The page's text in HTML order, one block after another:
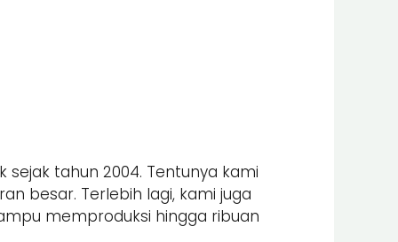
tahun 2004. Tentunya kami
besar. Terlebih lagi, kami juga
memproduksi hingga ribuan